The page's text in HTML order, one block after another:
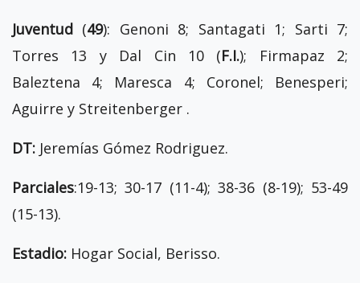
Juventud (49): Genoni 8; Santagati 1; Sarti 7;
Torres 13 y Dal Cin 10 (F.I.); Firmapaz 2;
Baleztena 4; Maresca 4; Coronel; Benesperi;
Aguirre y Streitenberger .
DT: Jeremías Gómez Rodriguez.
Parciales:19-13; 30-17 (11-4); 38-36 (8-19); 53-49
(15-13).
Estadio: Hogar Social, Berisso.